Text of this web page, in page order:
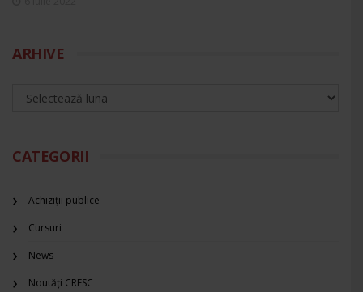
ARHIVE
CATEGORII
Achiziții publice
Cursuri
News
Noutăți CRESC